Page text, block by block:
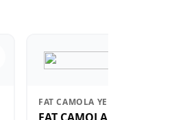
FAT CAMOLA YELLOW SHRIMP